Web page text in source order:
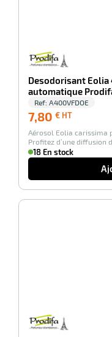
Desodorisant
automatique
Ref: A400VFDOE
7,80 € HT
HT
Aérosol Eolia carissima
Profitez d’une diffusion
18 En stock